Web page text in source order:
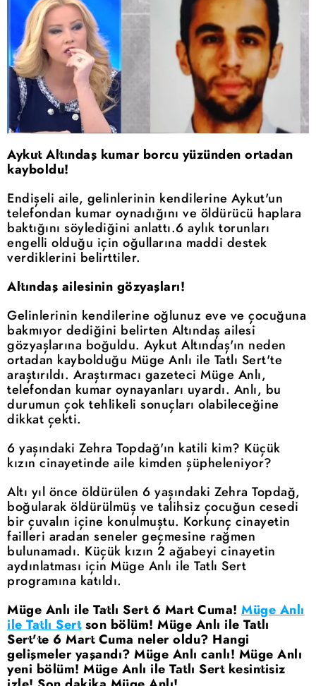
Aykut Altındaş kumar borcu yüzünden ortadan
kayboldu!
Endişeli aile, gelinlerinin kendilerine Aykut'un
telefondan kumar oynadığını ve öldürücü haplara
baktığını söylediğini anlattı.6 aylık torunları
engelli olduğu için oğullarına maddi destek
verdiklerini belirttiler.
Altındaş ailesinin gözyaşları!
Gelinlerinin kendilerine oğlunuz eve ve çocuğuna
bakmıyor dediğini belirten Altındaş ailesi
gözyaşlarına boğuldu. Aykut Altındaş'ın neden
ortadan kaybolduğu Müge Anlı ile Tatlı Sert'te
araştırıldı. Araştırmacı gazeteci Müge Anlı,
telefondan kumar oynayanları uyardı. Anlı, bu
durumun çok tehlikeli sonuçları olabileceğine
dikkat çekti.
6 yaşındaki Zehra Topdağ'ın katili kim? Küçük
kızın cinayetinde aile kimden şüpheleniyor?
Altı yıl önce öldürülen 6 yaşındaki Zehra Topdağ,
boğularak öldürülmüş ve talihsiz çocuğun cesedi
bir çuvalın içine konulmuştu. Korkunç cinayetin
failleri aradan seneler geçmesine rağmen
bulunamadı. Küçük kızın 2 ağabeyi cinayetin
aydınlatması için Müge Anlı ile Tatlı Sert
programına katıldı.
Müge Anlı ile Tatlı Sert 6 Mart Cuma! Müge Anlı
ile Tatlı Sertson bölüm! Müge Anlı ile Tatlı
Sert'te 6 Mart Cuma neler oldu? Hangi
gelişmeler yaşandı? Müge Anlı canlı! Müge Anlı
yeni bölüm! Müge Anlı ile Tatlı Sert kesintisiz